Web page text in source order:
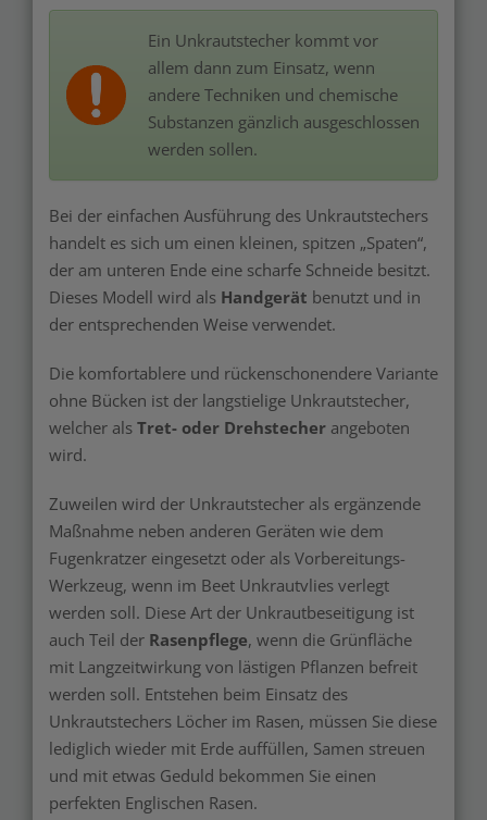
Ein Unkrautstecher kommt vor
allem dann zum Einsatz, wenn
andere Techniken und chemische
Substanzen gänzlich ausgeschlossen
werden sollen.
Bei der einfachen Ausführung des Unkrautstechers
handelt es sich um einen kleinen, spitzen „Spaten“,
der am unteren Ende eine scharfe Schneide besitzt.
Dieses Modell wird als Handgerät benutzt und in
der entsprechenden Weise verwendet.
Die komfortablere und rückenschonendere Variante
ohne Bücken ist der langstielige Unkrautstecher,
welcher als Tret- oder Drehstecher angeboten
wird.
Zuweilen wird der Unkrautstecher als ergänzende
Maßnahme neben anderen Geräten wie dem
Fugenkratzer eingesetzt oder als Vorbereitungs-
Werkzeug, wenn im Beet Unkrautvlies verlegt
werden soll. Diese Art der Unkrautbeseitigung ist
auch Teil der Rasenpflege, wenn die Grünfläche
mit Langzeitwirkung von lästigen Pflanzen befreit
werden soll. Entstehen beim Einsatz des
Unkrautstechers Löcher im Rasen, müssen Sie diese
lediglich wieder mit Erde auffüllen, Samen streuen
und mit etwas Geduld bekommen Sie einen
perfekten Englischen Rasen.